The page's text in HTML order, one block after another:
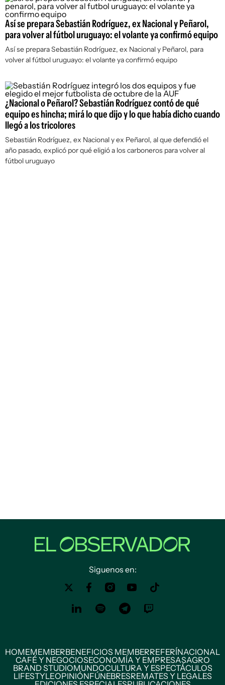
Así se prepara Sebastián Rodríguez, ex Nacional y Peñarol,
para volver al fútbol uruguayo: el volante ya confirmó equipo
Así se prepara Sebastián Rodríguez, ex Nacional y Peñarol, para
volver al fútbol uruguayo: el volante ya confirmó equipo
¿Nacional o Peñarol? Sebastián Rodríguez contó de qué
equipo es hincha; mirá lo que dijo y lo que había dicho cuando
llegó a los tricolores
Sebastián Rodríguez, ex Nacional y ex Peñarol, al que defendió el
año pasado, explicó por qué eligió a los carboneros para volver al
fútbol uruguayo
Siguenos en:
HOMEMEMBERBENEFICIOS MEMBERREFERÍNACIONAL
CAFÉ Y NEGOCIOSECONOMÍA Y EMPRESASAGRO
BRAND STUDIOMUNDOCULTURA Y ESPECTÁCULOS
LIFESTYLEOPINIÓNFÚNEBRESREMATES Y LEGALES